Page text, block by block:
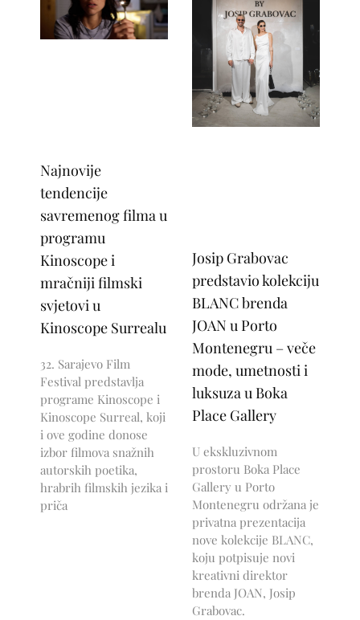
Najnovije
tendencije
savremenog filma u
programu
Kinoscope i
mračniji filmski
svjetovi u
Kinoscope Surrealu
32. Sarajevo Film
Festival predstavlja
programe Kinoscope i
Kinoscope Surreal, koji
i ove godine donose
izbor filmova snažnih
autorskih poetika,
hrabrih filmskih jezika i
priča
Josip Grabovac
predstavio kolekciju
BLANC brenda
JOAN u Porto
Montenegru – veče
mode, umetnosti i
luksuza u Boka
Place Gallery
U ekskluzivnom
prostoru Boka Place
Gallery u Porto
Montenegru održana je
privatna prezentacija
nove kolekcije BLANC,
koju potpisuje novi
kreativni direktor
brenda JOAN, Josip
Grabovac.